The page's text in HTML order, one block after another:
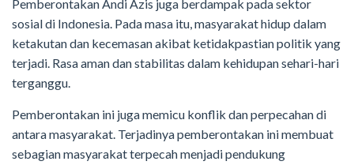
Pemberontakan Andi Azis juga berdampak pada sektor
sosial di Indonesia. Pada masa itu, masyarakat hidup dalam
ketakutan dan kecemasan akibat ketidakpastian politik yang
terjadi. Rasa aman dan stabilitas dalam kehidupan sehari-hari
terganggu.
Pemberontakan ini juga memicu konflik dan perpecahan di
antara masyarakat. Terjadinya pemberontakan ini membuat
sebagian masyarakat terpecah menjadi pendukung